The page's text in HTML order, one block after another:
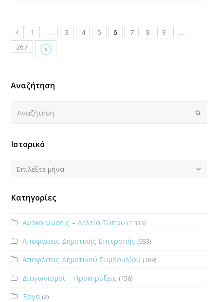
1 … 3 4 5 6 7 8 9
…
267
Αναζήτηση
Submit
Ιστορικό
Ιστορικό
Επιλέξτε μήνα
Κατηγορίες
Ανακοινώσεις – Δελτία Τύπου (1.333)
Αποφάσεις Δημοτικής Επιτροπής (933)
Αποφάσεις Δημοτικού Συμβουλίου (389)
Διαγωνισμοί – Προκηρύξεις (156)
Έργα (2)